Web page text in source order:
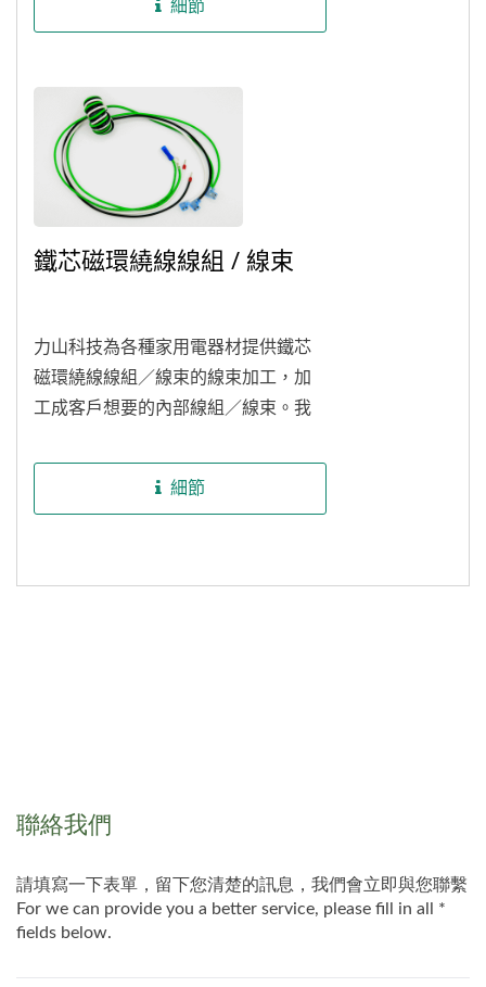
細節
鐵芯磁環繞線線組 / 線束
力山科技為各種家用電器材提供鐵芯
磁環繞線線組／線束的線束加工，加
工成客戶想要的內部線組／線束。我
製造設備，可以根據客戶的要求，搭
配各種線材（UL1007...
細節